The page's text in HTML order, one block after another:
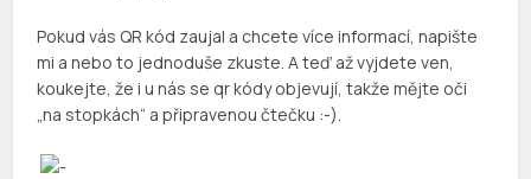
Pokud vás QR kód zaujal a chcete více informací, napište
mi a nebo to jednoduše zkuste. A teď až vyjdete ven,
koukejte, že i u nás se qr kódy objevují, takže mějte oči
„na stopkách“ a připravenou čtečku :-).